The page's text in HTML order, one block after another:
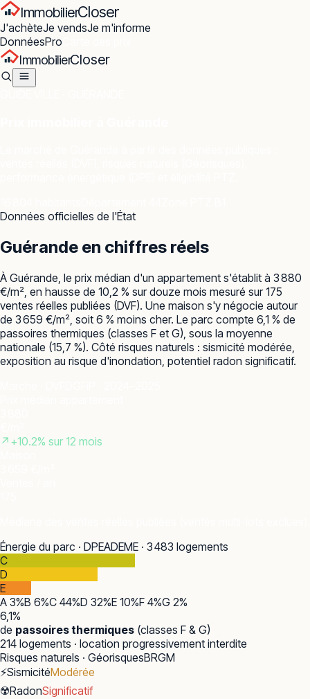
ImmobilierCloser
J'achèteJe vendsJe m'informe
DonnéesPro
ImmobilierCloser
Données officielles de l'État
Guérande en chiffres réels
À Guérande, le prix médian d'un appartement s'établit à 3 880
€/m², en hausse de 10,2 % sur douze mois mesuré sur 175
ventes réelles publiées (DVF). Une maison s'y négocie autour
de 3 659 €/m², soit 6 % moins cher. Le parc compte 6,1 % de
passoires thermiques (classes F et G), sous la moyenne
nationale (15,7 %). Côté risques naturels : sismicité modérée,
exposition au risque d'inondation, potentiel radon significatif.
↗ +10.2% sur 12 mois
Énergie du parc · DPEADEME · 3 483 logements
C
D
E
A 3%B 6%C 44%D 32%E 10%F 4%G 2%
6,1%
de passoires thermiques (classes F & G)
214 logements · location progressivement interdite
Risques naturels · GéorisquesBRGM
⚡SismicitéModérée
☢️RadonSignificatif